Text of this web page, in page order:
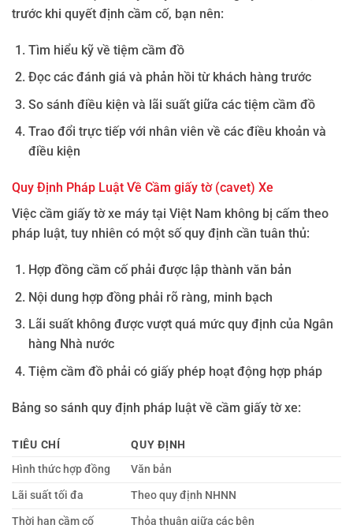
trước khi quyết định cầm cố, bạn nên:
Tìm hiểu kỹ về tiệm cầm đồ
Đọc các đánh giá và phản hồi từ khách hàng trước
So sánh điều kiện và lãi suất giữa các tiệm cầm đồ
Trao đổi trực tiếp với nhân viên về các điều khoản và
điều kiện
Quy Định Pháp Luật Về Cầm giấy tờ (cavet) Xe
Việc cầm giấy tờ xe máy tại Việt Nam không bị cấm theo
pháp luật, tuy nhiên có một số quy định cần tuân thủ:
Hợp đồng cầm cố phải được lập thành văn bản
Nội dung hợp đồng phải rõ ràng, minh bạch
Lãi suất không được vượt quá mức quy định của Ngân
hàng Nhà nước
Tiệm cầm đồ phải có giấy phép hoạt động hợp pháp
Bảng so sánh quy định pháp luật về cầm giấy tờ xe:
TIÊU CHÍ
QUY ĐỊNH
Hình thức hợp đồng
Văn bản
Lãi suất tối đa
Theo quy định NHNN
Thời hạn cầm cố
Thỏa thuận giữa các bên